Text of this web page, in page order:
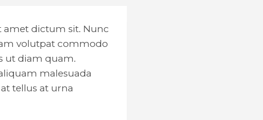
amet dictum sit. Nunc
volutpat commodo
ut diam quam.
malesuada
tellus at urna